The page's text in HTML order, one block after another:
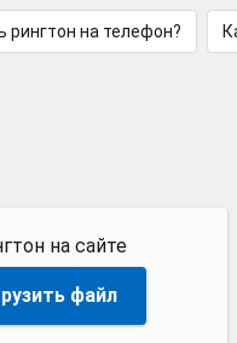
рингтон на телефон?
на сайте
файл